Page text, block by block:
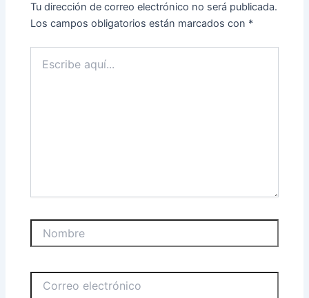
Tu dirección de correo electrónico no será publicada.
Los campos obligatorios están marcados con *
aquí...
electrónico